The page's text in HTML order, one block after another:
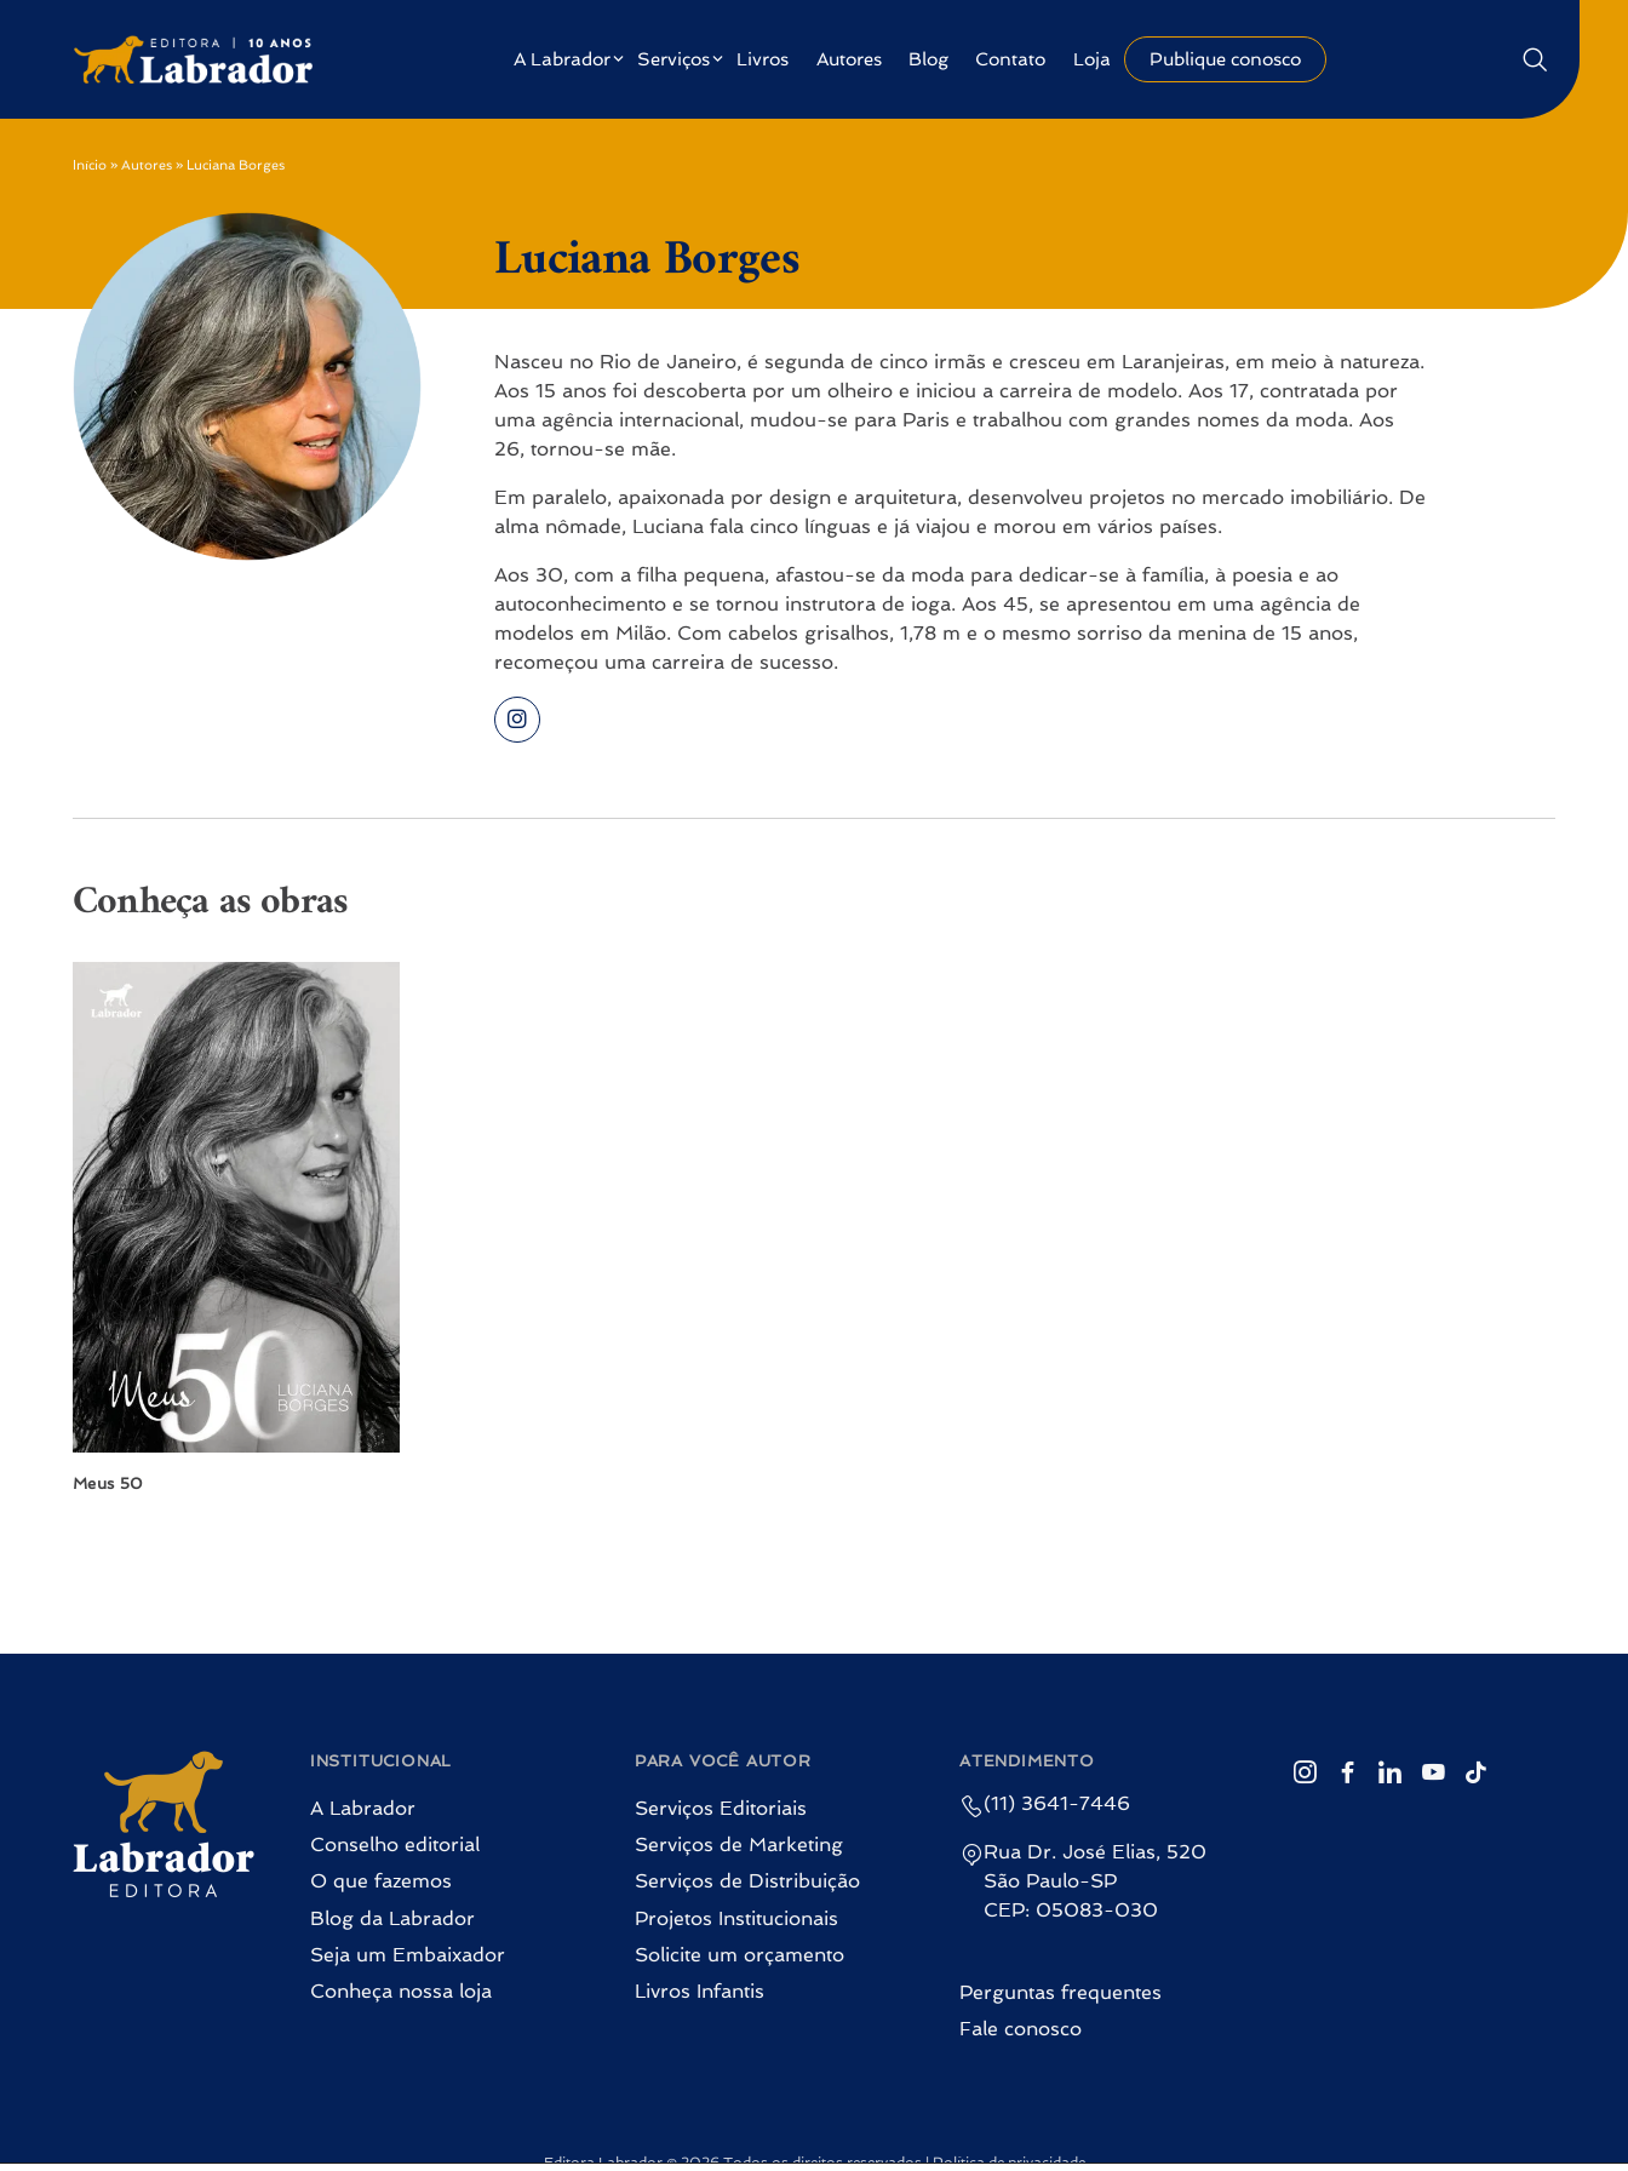
A Labrador Serviços Livros Autores Blog Contato Loja Publique conosco
Início » Autores » Luciana Borges
Luciana Borges
Nasceu no Rio de Janeiro, é segunda de cinco irmãs e cresceu em Laranjeiras, em meio à natureza.
Aos 15 anos foi descoberta por um olheiro e iniciou a carreira de modelo. Aos 17, contratada por
uma agência internacional, mudou-se para Paris e trabalhou com grandes nomes da moda. Aos
26, tornou-se mãe.
Em paralelo, apaixonada por design e arquitetura, desenvolveu projetos no mercado imobiliário. De
alma nômade, Luciana fala cinco línguas e já viajou e morou em vários países.
Aos 30, com a filha pequena, afastou-se da moda para dedicar-se à família, à poesia e ao
autoconhecimento e se tornou instrutora de ioga. Aos 45, se apresentou em uma agência de
modelos em Milão. Com cabelos grisalhos, 1,78 m e o mesmo sorriso da menina de 15 anos,
recomeçou uma carreira de sucesso.
Conheça as obras
Meus 50
INSTITUCIONAL
A Labrador
Conselho editorial
O que fazemos
Blog da Labrador
Seja um Embaixador
Conheça nossa loja
PARA VOCÊ AUTOR
Serviços Editoriais
Serviços de Marketing
Serviços de Distribuição
Projetos Institucionais
Solicite um orçamento
Livros Infantis
ATENDIMENTO
(11) 3641-7446
Rua Dr. José Elias, 520
São Paulo-SP
CEP: 05083-030
Perguntas frequentes
Fale conosco
Editora Labrador © 2026 Todos os direitos reservados |Política de privacidade